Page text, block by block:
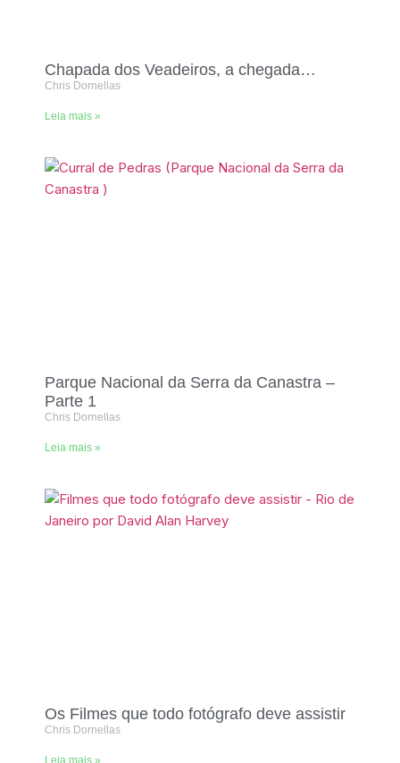
Chapada dos Veadeiros, a chegada…
Chris Dornellas
Leia mais »
Parque Nacional da Serra da Canastra –
Parte 1
Chris Dornellas
Leia mais »
Os Filmes que todo fotógrafo deve assistir
Chris Dornellas